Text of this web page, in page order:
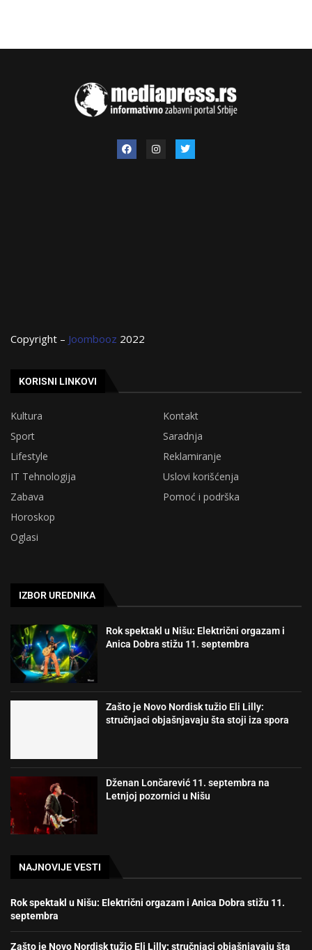
Copyright – Joombooz 2022
KORISNI LINKOVI
Kultura
Kontakt
Sport
Saradnja
Lifestyle
Reklamiranje
IT Tehnologija
Uslovi korišćenja
Zabava
Pomoć i podrška
Horoskop
Oglasi
IZBOR UREDNIKA
Rok spektakl u Nišu: Električni orgazam i
Anica Dobra stižu 11. septembra
Zašto je Novo Nordisk tužio Eli Lilly:
stručnjaci objašnjavaju šta stoji iza spora
Dženan Lončarević 11. septembra na
Letnjoj pozornici u Nišu
NAJNOVIJE VESTI
Rok spektakl u Nišu: Električni orgazam i Anica Dobra stižu 11.
septembra
Zašto je Novo Nordisk tužio Eli Lilly: stručnjaci objašnjavaju šta